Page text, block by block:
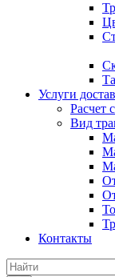
Услуги
Расчет
Вид
Контакты